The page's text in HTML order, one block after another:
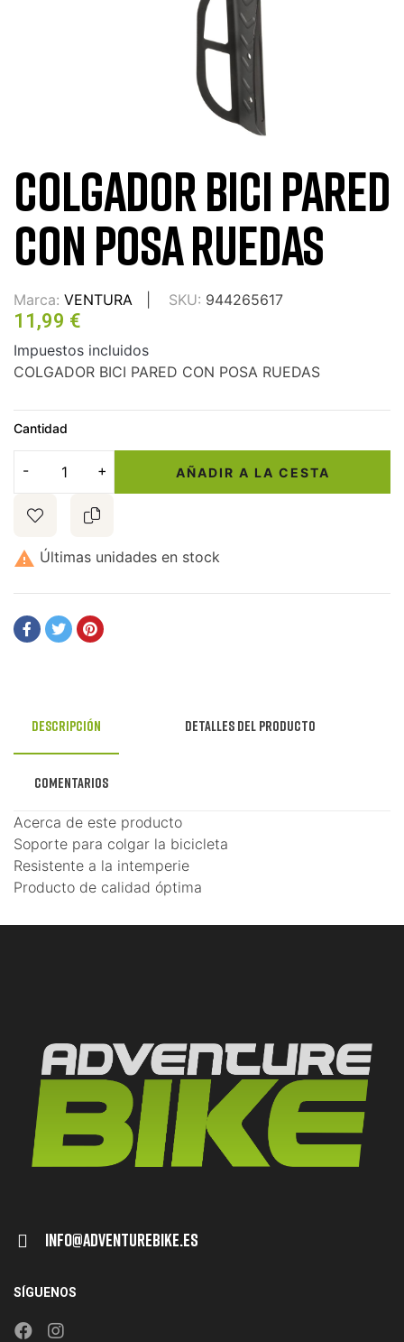
COLGADOR BICI PARED
CON POSA RUEDAS
Marca: VENTURA SKU: 944265617
11,99 €
Impuestos incluidos
COLGADOR BICI PARED CON POSA RUEDAS
Cantidad
AÑADIR A LA CESTA
 Últimas unidades en stock
Descripción Detalles del producto
Comentarios
Acerca de este producto
Soporte para colgar la bicicleta
Resistente a la intemperie
Producto de calidad óptima
Info@adventurebike.es
SÍGUENOS